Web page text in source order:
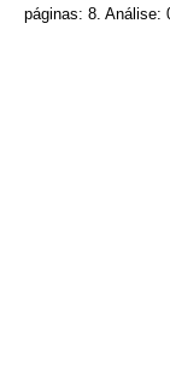
páginas: 8. Análise: